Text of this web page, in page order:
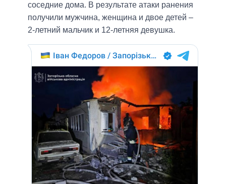
соседние дома. В результате атаки ранения
получили мужчина, женщина и двое детей –
2-летний мальчик и 12-летняя девушка.